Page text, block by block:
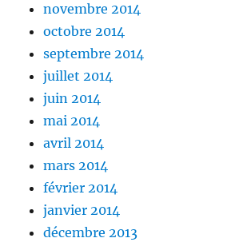
novembre 2014
octobre 2014
septembre 2014
juillet 2014
juin 2014
mai 2014
avril 2014
mars 2014
février 2014
janvier 2014
décembre 2013